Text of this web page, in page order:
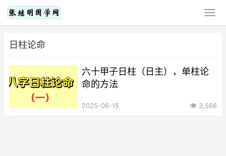
日柱论命
六十甲子日柱（日主），单柱论
命的方法
2025-06-15 3,566